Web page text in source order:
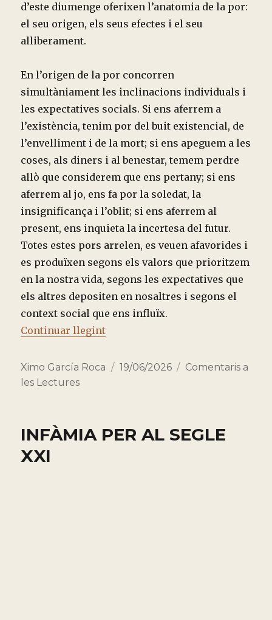
d’este diumenge oferixen l’anatomia de la por:
el seu origen, els seus efectes i el seu
alliberament.
En l’origen de la por concorren
simultàniament les inclinacions individuals i
les expectatives socials. Si ens aferrem a
l’existència, tenim por del buit existencial, de
l’envelliment i de la mort; si ens apeguem a les
coses, als diners i al benestar, temem perdre
allò que considerem que ens pertany; si ens
aferrem al jo, ens fa por la soledat, la
insignificança i l’oblit; si ens aferrem al
present, ens inquieta la incertesa del futur.
Totes estes pors arrelen, es veuen afavorides i
es produïxen segons els valors que prioritzem
en la nostra vida, segons les expectatives que
els altres depositen en nosaltres i segons el
context social que ens influïx.
Continuar llegint“TRES MINUTS AMB LES
Autor
Ximo García Roca
Publicado
19/06/2026 Categorías
Comentaris a
les Lectures
INFÀMIA PER AL SEGLE
XXI